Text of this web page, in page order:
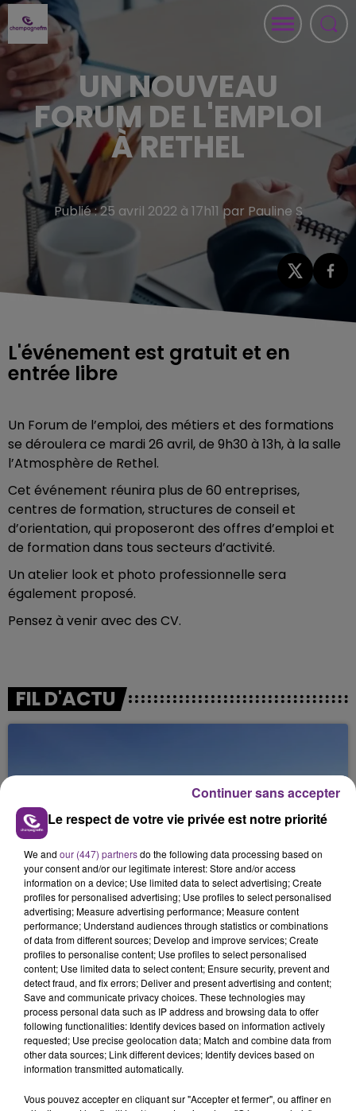
UN NOUVEAU
FORUM DE L'EMPLOI
À RETHEL
Publié : 25 avril 2022 à 17h11 par Pauline S
L'événement est gratuit et en
entrée libre
Un Forum de l’emploi, des métiers et des formations
se déroulera ce mardi 26 avril, de 9h30 à 13h, à la salle
l’Atmosphère de Rethel.
Cet événement réunira plus de 60 entreprises,
centres de formation, structures de conseil et
d’orientation, qui proposeront des offres d’emploi et
de formation dans tous secteurs d’activité.
Un atelier look et photo professionnelle sera
également proposé.
Pensez à venir avec des CV.
FIL D'ACTU
6 août 2026
SI TOUT LE MONDE FAIT ÇA, MOI L'ANNÉE
PROCHAINE JE VENDANGE EN...
La vendange en Champagne a débuté ce jeudi 6
août dans la commune de Montgueux (Aube). Du
jamais vu !
6 août 2026
L'INSPECTION DU TRAVAIL RAPPELLE À
Le respect de votre vie privée est notre priorité
We and our (447) partnersdo the following data processing based on
your consent and/or our legitimate interest: Store and/or access
information on a device; Use limited data to select advertising; Create
profiles for personalised advertising; Use profiles to select personalised
advertising; Measure advertising performance; Measure content
performance; Understand audiences through statistics or combinations
of data from different sources; Develop and improve services; Create
profiles to personalise content; Use profiles to select personalised
content; Use limited data to select content; Ensure security, prevent and
detect fraud, and fix errors; Deliver and present advertising and content;
Save and communicate privacy choices. These technologies may
process personal data such as IP address and browsing data to offer
following functionalities: Identify devices based on information actively
requested; Use precise geolocation data; Match and combine data from
other data sources; Link different devices; Identify devices based on
information transmitted automatically.
Vous pouvez accepter en cliquant sur "Accepter et fermer", ou affiner en
Continuer sans accepter